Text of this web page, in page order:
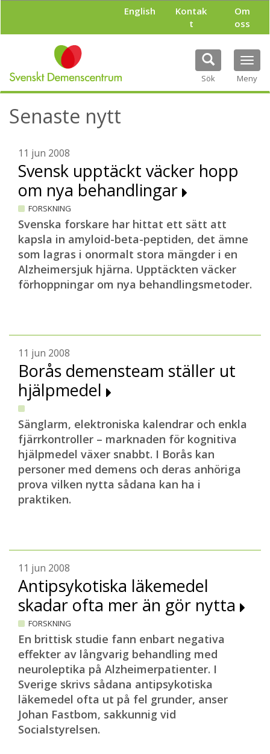
l
English
Kontak
t
Om
oss
Sök Meny
Senaste nytt
11 jun 2008
Svensk upptäckt väcker hopp
om nya behandlingar
FORSKNING
Svenska forskare har hittat ett sätt att
kapsla in amyloid-beta-peptiden, det ämne
som lagras i onormalt stora mängder i en
Alzheimersjuk hjärna. Upptäckten väcker
förhoppningar om nya behandlingsmetoder.
11 jun 2008
Borås demensteam ställer ut
hjälpmedel
Sänglarm, elektroniska kalendrar och enkla
fjärrkontroller – marknaden för kognitiva
hjälpmedel växer snabbt. I Borås kan
personer med demens och deras anhöriga
prova vilken nytta sådana kan ha i
praktiken.
11 jun 2008
Antipsykotiska läkemedel
skadar ofta mer än gör nytta
FORSKNING
En brittisk studie fann enbart negativa
effekter av långvarig behandling med
neuroleptika på Alzheimerpatienter. I
Sverige skrivs sådana antipsykotiska
läkemedel ofta ut på fel grunder, anser
Johan Fastbom, sakkunnig vid
Socialstyrelsen.